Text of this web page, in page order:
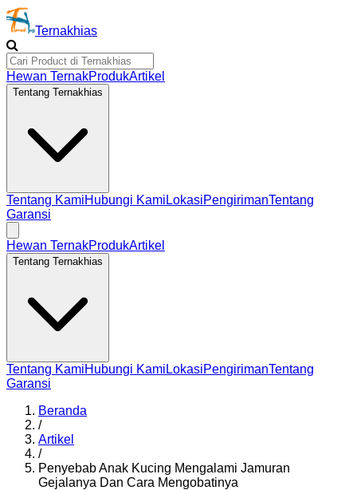
Ternakhias
Hewan TernakProdukArtikel
Tentang Ternakhias
Tentang KamiHubungi Kami LokasiPengirimanTentang
Garansi
Hewan TernakProdukArtikel
Tentang Ternakhias
Tentang KamiHubungi Kami LokasiPengirimanTentang
Garansi
Beranda
/
Artikel
/
Penyebab Anak Kucing Mengalami Jamuran
Gejalanya Dan Cara Mengobatinya